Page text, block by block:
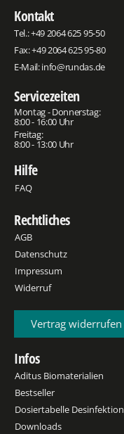
Kontakt
Tel.:+49 2064 625 95-50
Fax: +49 2064 625 95-80
E-Mail:info@rundas.de
Servicezeiten
Montag - Donnerstag:
8:00 - 16:00 Uhr
Freitag:
8:00 - 13:00 Uhr
Hilfe
FAQ
Rechtliches
AGB
Datenschutz
Impressum
Widerruf
Vertrag widerrufen
Infos
Aditus Biomaterialien
Bestseller
Dosiertabelle Desinfektion
Downloads